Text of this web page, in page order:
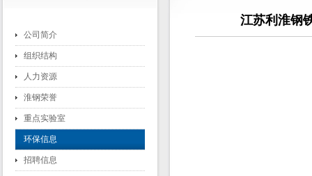
公司简介
组织结构
人力资源
淮钢荣誉
重点实验室
环保信息
招聘信息
江苏利淮钢